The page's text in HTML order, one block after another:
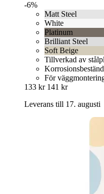
-6%
Matt Steel
White
Platinum
Brilliant Steel
Soft Beige
Tillverkad av
För
133 kr 141 kr
Leverans till 17. augusti